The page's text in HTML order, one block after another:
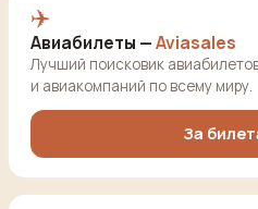
✈️
Авиабилеты —Aviasales
Лучший поисковик
и авиакомпаний по всему миру.
За